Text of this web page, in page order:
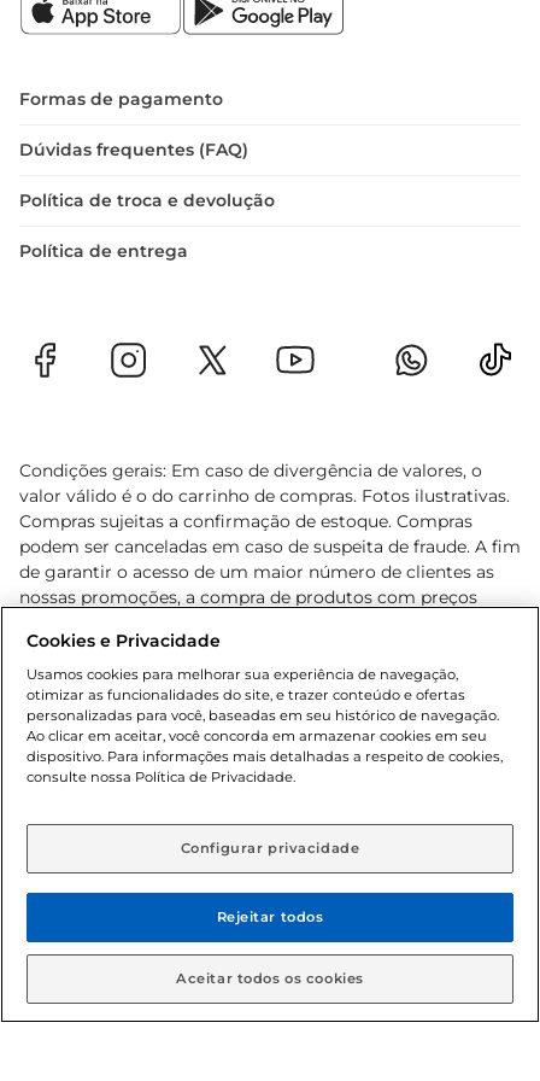
Formas de pagamento
Dúvidas frequentes (FAQ)
Política de troca e devolução
Política de entrega
Condições gerais: Em caso de divergência de valores, o
valor válido é o do carrinho de compras. Fotos ilustrativas.
Compras sujeitas a confirmação de estoque. Compras
podem ser canceladas em caso de suspeita de fraude. A fim
de garantir o acesso de um maior número de clientes as
nossas promoções, a compra de produtos com preços
cliente. Os preços, ofertas e condições são exclusivos para
o e-commerce e válidos durante o dia de hoje, podendo
sofrer alterações sem prévia notificação. Proibida a venda
de bebidas alcoólicas para menores de 18 anos, conforme
Lei n.º 8069/90, art. 81, inciso II (Estatuto da Criança e do
Adolescente). Preços e condições exclusivos para o
aviso prévio. O valor mínimo para as compras on-line é de
© 2026 Copyright. Todos os direitos
reservados Gbarbosa.
Cookies e Privacidade
Usamos cookies para melhorar sua experiência de navegação,
otimizar as funcionalidades do site, e trazer conteúdo e ofertas
personalizadas para você, baseadas em seu histórico de navegação.
Ao clicar em aceitar, você concorda em armazenar cookies em seu
dispositivo. Para informações mais detalhadas a respeito de cookies,
consulte nossa Política de Privacidade.
Configurar privacidade
Rejeitar todos
Aceitar todos os cookies